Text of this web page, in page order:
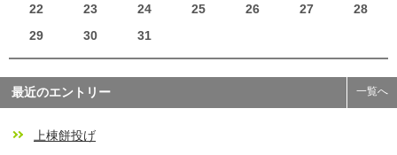
22
23 24 25 26 27
28
29
30 31
最近のエントリー 一覧へ
上棟餅投げ